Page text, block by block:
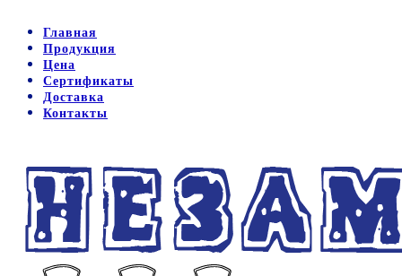
Главная
Продукция
Цена
Сертификаты
Доставка
Контакты